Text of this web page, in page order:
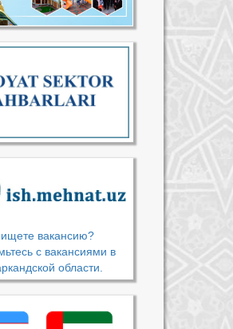
вакансию?
с вакансиями в
области.